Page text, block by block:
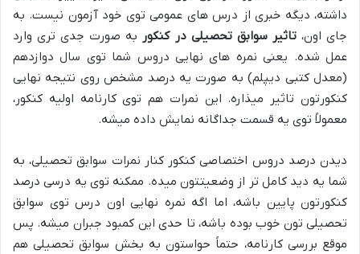
داشته، دیگه خبری از درس های عمومی توی خود آزمون نیست. به
جای اون،تاثیر سوابق تحصیلی در کنکور به صورت جدی تری وارد
عمل شده. یعنی نمره های نهایی دروس شما توی سال دوازدهم
(معدل کتبی دیپلم) به صورت یه درصد مشخص روی نتیجه نهایی
کنکورتون تاثیر میذاره. این نمرات هم توی کارنامه اولیه کنکور،
معمولاً توی یه قسمت جداگانه نمایش داده میشه.
دیدن درصد دروس اختصاصی کنکور کنار نمرات سوابق تحصیلی، به
شما یه دید کامل تر از وضعیتتون میده. ممکنه توی یه درسی درصد
کنکورتون پایین باشه، اما اگه نمره نهایی اون درس توی سوابق
تحصیلی تون خوب بوده باشه، تا حدی این کمبود جبران میشه. پس
موقع بررسی کارنامه، حتماً حواستون به بخش سوابق تحصیلی هم